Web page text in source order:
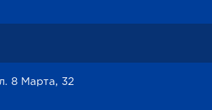
8 Марта, 32